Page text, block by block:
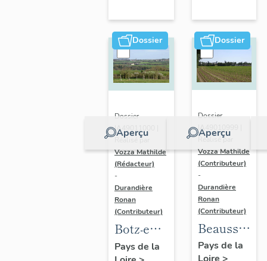
Dossier
Aperçu
Dossier
IA49011000 |
Réalisé par
Vozza Mathilde
(Rédacteur)
-
Durandière
Ronan
(Contributeur)
Botz-en-
Mauges :
Pays de la
Dossier
Aperçu
Dossier
IA49010999 |
Réalisé par
Vozza Mathilde
(Contributeur)
-
Durandière
Ronan
(Contributeur)
Beausse :
Pays de la